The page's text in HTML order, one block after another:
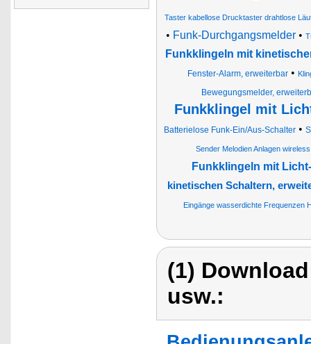
Taster kabellose Drucktaster drahtlose
• Funk-Durchgangsmelder •
Funkklingeln mit
Fenster-Alarm, erweiterbar•
Bewegungsmelder,
Funkklingel mit
Batterielose Funk-Ein/Aus-Schalter •
Sender Melodien Anlagen
Funkklingeln mit
kinetischen Schaltern,
Eingänge wasserdichte Frequenzen
(1)
usw.: